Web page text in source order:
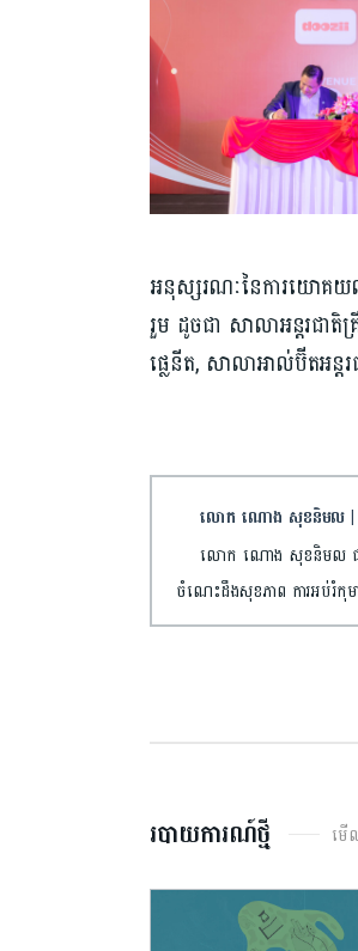
អនុស្សរណៈនៃការយោគយ
រួម ដូចជា សាលាអន្តរជា
ផ្លេនីត, សាលាអាល់ប៊ីតអន្ត
លោក ណោង សុខនិមល
លោក ណោង សុខនិមល ជាអ្
ចំណេះដឹងសុខភាព ការអប់រំកុមា
របាយការណ៍ថ្មី ម